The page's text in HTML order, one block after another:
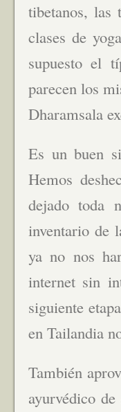
tibetanos, las
clases de
supuesto el
parecen los
Dharamsala
Es un buen
Hemos
dejado toda
inventario de
ya no nos
internet sin
siguiente
en Tailandia
También
ayurvédico de